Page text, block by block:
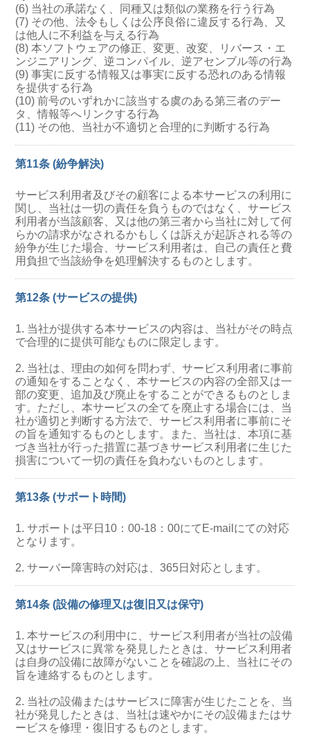
(6) 当社の承諾なく、同種又は類似の業務を行う行為
(7) その他、法令もしくは公序良俗に違反する行為、又
は他人に不利益を与える行為
(8) 本ソフトウェアの修正、変更、改変、リバース・エ
ンジニアリング、逆コンパイル、逆アセンブル等の行為
(9) 事実に反する情報又は事実に反する恐れのある情報
を提供する行為
(10) 前号のいずれかに該当する虞のある第三者のデー
タ、情報等へリンクする行為
(11) その他、当社が不適切と合理的に判断する行為
第11条 (紛争解決)
サービス利用者及びその顧客による本サービスの利用に
関し、当社は一切の責任を負うものではなく、サービス
利用者が当該顧客、又は他の第三者から当社に対して何
らかの請求がなされるかもしくは訴えが起訴される等の
紛争が生じた場合、サービス利用者は、自己の責任と費
用負担で当該紛争を処理解決するものとします。
第12条 (サービスの提供)
1. 当社が提供する本サービスの内容は、当社がその時点
で合理的に提供可能なものに限定します。
2. 当社は、理由の如何を問わず、サービス利用者に事前
の通知をすることなく、本サービスの内容の全部又は一
部の変更、追加及び廃止をすることができるものとしま
す。ただし、本サービスの全てを廃止する場合には、当
社が適切と判断する方法で、サービス利用者に事前にそ
の旨を通知するものとします。また、当社は、本項に基
づき当社が行った措置に基づきサービス利用者に生じた
損害について一切の責任を負わないものとします。
第13条 (サポート時間)
1. サポートは平日10：00-18：00にてE-mailにての対応
となります。
2. サーバー障害時の対応は、365日対応とします。
第14条 (設備の修理又は復旧又は保守)
1. 本サービスの利用中に、サービス利用者が当社の設備
又はサービスに異常を発見したときは、サービス利用者
は自身の設備に故障がないことを確認の上、当社にその
旨を連絡するものとします。
2. 当社の設備またはサービスに障害が生じたことを、当
社が発見したときは、当社は速やかにその設備またはサ
ービスを修理・復旧するものとします。